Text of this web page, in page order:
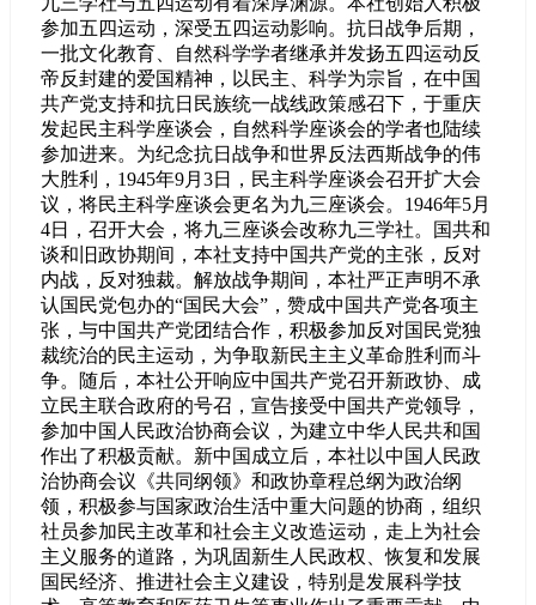
参加五四运动，深受五四运动影响。抗日战争后期，
一批文化教育、自然科学学者继承并发扬五四运动反
帝反封建的爱国精神，以民主、科学为宗旨，在中国
共产党支持和抗日民族统一战线政策感召下，于重庆
发起民主科学座谈会，自然科学座谈会的学者也陆续
参加进来。为纪念抗日战争和世界反法西斯战争的伟
大胜利，1945年9月3日，民主科学座谈会召开扩大会
议，将民主科学座谈会更名为九三座谈会。1946年5月
4日，召开大会，将九三座谈会改称九三学社。国共和
谈和旧政协期间，本社支持中国共产党的主张，反对
内战，反对独裁。解放战争期间，本社严正声明不承
认国民党包办的“国民大会”，赞成中国共产党各项主
张，与中国共产党团结合作，积极参加反对国民党独
裁统治的民主运动，为争取新民主主义革命胜利而斗
争。随后，本社公开响应中国共产党召开新政协、成
立民主联合政府的号召，宣告接受中国共产党领导，
参加中国人民政治协商会议，为建立中华人民共和国
作出了积极贡献。新中国成立后，本社以中国人民政
治协商会议《共同纲领》和政协章程总纲为政治纲
领，积极参与国家政治生活中重大问题的协商，组织
社员参加民主改革和社会主义改造运动，走上为社会
主义服务的道路，为巩固新生人民政权、恢复和发展
国民经济、推进社会主义建设，特别是发展科学技